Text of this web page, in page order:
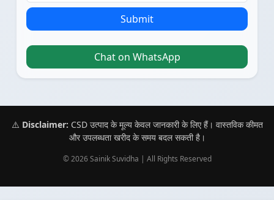
Submit
Chat on WhatsApp
⚠️ Disclaimer: CSD उत्पाद के मूल्य केवल जानकारी के लिए हैं। वास्तविक कीमत
और उपलब्धता खरीद के समय बदल सकती है।
© 2026 Sainik Suvidha | All Rights Reserved